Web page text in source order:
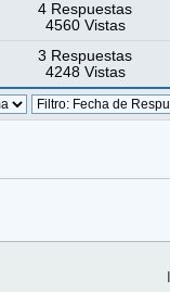
4 Respuestas
4560 Vistas
3 Respuestas
4248 Vistas